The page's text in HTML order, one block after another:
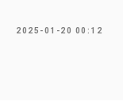
2025-01-20 00:12